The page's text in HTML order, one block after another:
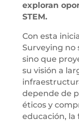
exploran
STEM.
Con esta
Surveying no
sino que
su visión a
depende de
éticos y
educación, la